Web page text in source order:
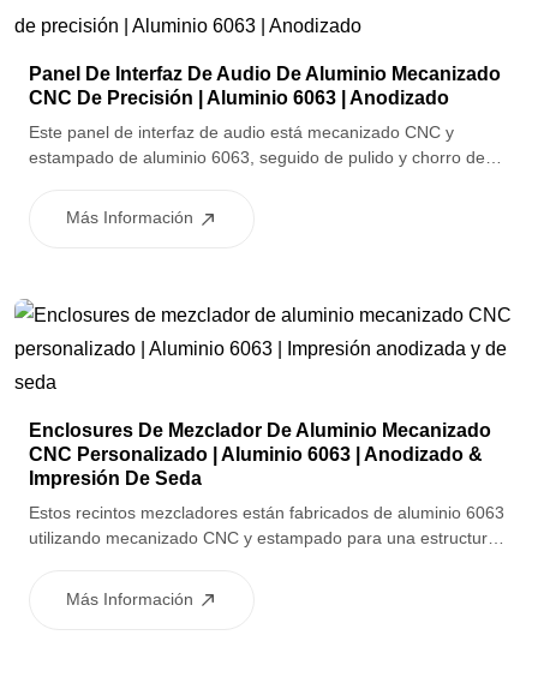
Panel De Interfaz De Audio De Aluminio Mecanizado
CNC De Precisión | Aluminio 6063 | Anodizado
Este panel de interfaz de audio está mecanizado CNC y
estampado de aluminio 6063, seguido de pulido y chorro de
anodizado proporciona resistencia a la corrosión y un aspecto
Más Información
Enclosures De Mezclador De Aluminio Mecanizado
CNC Personalizado | Aluminio 6063 | Anodizado &
Impresión De Seda
Estos recintos mezcladores están fabricados de aluminio 6063
utilizando mecanizado CNC y estampado para una estructura
chorro de arena, las carcasas son anodizadas para la
Más Información